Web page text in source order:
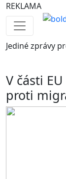
REKLAMA
Jedinézprávy
V části
proti